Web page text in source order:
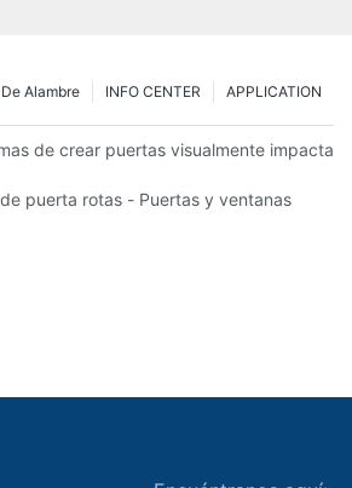
APPLICATION
INFO CENTER
Alambre
de crear puertas visualmente
puerta rotas - Puertas y ventanas